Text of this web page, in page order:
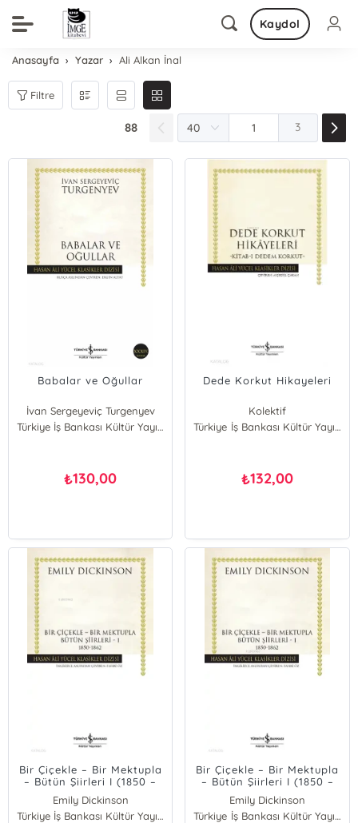
Kaydol
Anasayfa Yazar Ali Alkan İnal
Filtre
88 3
Babalar ve Oğullar
İvan Sergeyeviç Turgenyev
Türkiye İş Bankası Kültür Yayınları
₺130,00
Dede Korkut Hikayeleri
Kolektif
Türkiye İş Bankası Kültür Yayınları
₺132,00
Bir Çiçekle – Bir Mektupla
– Bütün Şiirleri I (1850 –
1862)
Emily Dickinson
Türkiye İş Bankası Kültür Yayınları
Bir Çiçekle – Bir Mektupla
– Bütün Şiirleri I (1850 –
1862) (Ciltli)
Emily Dickinson
Türkiye İş Bankası Kültür Yayınları